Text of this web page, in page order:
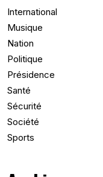
International
Musique
Nation
Politique
Présidence
Santé
Sécurité
Société
Sports